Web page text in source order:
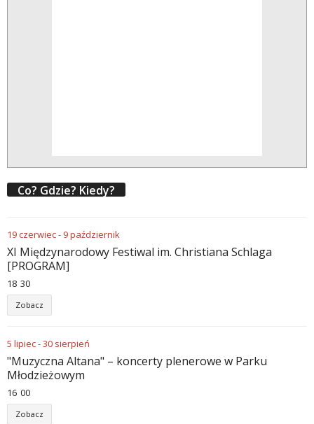
Co? Gdzie? Kiedy?
19czerwiec- 9październik
XI Międzynarodowy Festiwal im. Christiana Schlaga
[PROGRAM]
18 30
Zobacz
5 lipiec-30 sierpień
"Muzyczna Altana" – koncerty plenerowe w Parku
Młodzieżowym
16 00
Zobacz